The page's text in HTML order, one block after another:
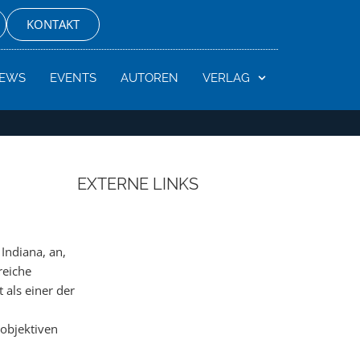
KONTAKT
EVENTS AUTOREN VERLAG
EXTERNE LINKS